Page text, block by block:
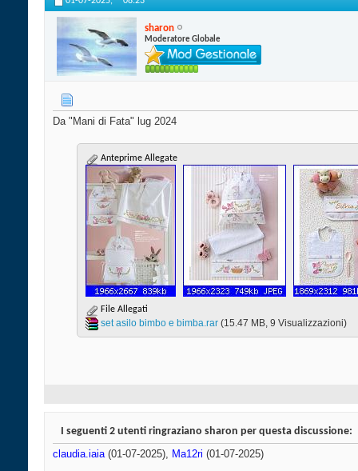
sharon
Moderatore Globale
Da "Mani di Fata" lug 2024
Anteprime Allegate
File Allegati
set asilo bimbo e bimba.rar‎ (15.47 MB, 9 Visualizzazioni)
I seguenti 2 utenti ringraziano sharon per questa discussione:
claudia.iaia(01-07-2025), Ma12ri (01-07-2025)